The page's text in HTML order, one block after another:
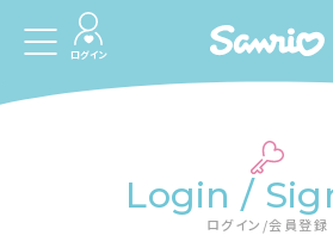
ログイン
Login /
ログイン/会員登録